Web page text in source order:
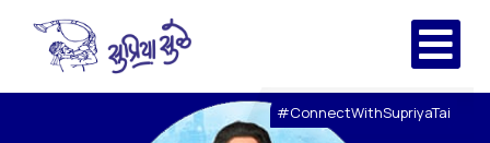
#ConnectWithSupriyaTai